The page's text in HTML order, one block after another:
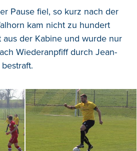
Pause fiel, so kurz nach der
kam nicht zu hundert
der Kabine und wurde nur
Wiederanpfiff durch Jean-